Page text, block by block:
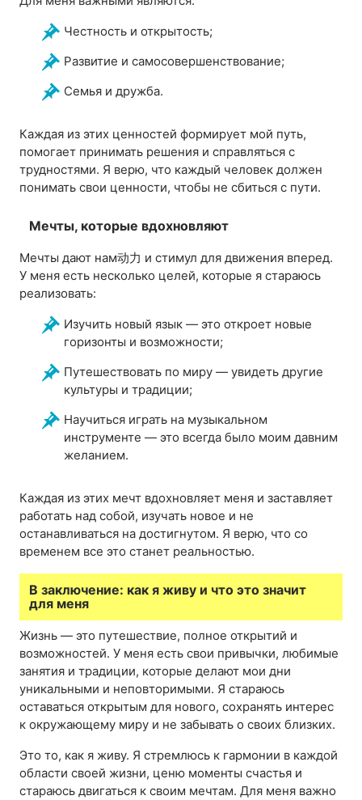
Честность и открытость;
Развитие и самосовершенствование;
Семья и дружба.
Каждая из этих ценностей формирует мой путь,
помогает принимать решения и справляться с
трудностями. Я верю, что каждый человек должен
понимать свои ценности, чтобы не сбиться с пути.
Мечты, которые вдохновляют
Мечты дают нам动力 и стимул для движения вперед.
У меня есть несколько целей, которые я стараюсь
реализовать:
Изучить новый язык — это откроет новые
горизонты и возможности;
Путешествовать по миру — увидеть другие
культуры и традиции;
Научиться играть на музыкальном
инструменте — это всегда было моим давним
желанием.
Каждая из этих мечт вдохновляет меня и заставляет
работать над собой, изучать новое и не
останавливаться на достигнутом. Я верю, что со
временем все это станет реальностью.
В заключение: как я живу и что это значит
для меня
Жизнь — это путешествие, полное открытий и
возможностей. У меня есть свои привычки, любимые
занятия и традиции, которые делают мои дни
уникальными и неповторимыми. Я стараюсь
оставаться открытым для нового, сохранять интерес
к окружающему миру и не забывать о своих близких.
Это то, как я живу. Я стремлюсь к гармонии в каждой
области своей жизни, ценю моменты счастья и
стараюсь двигаться к своим мечтам. Для меня важно